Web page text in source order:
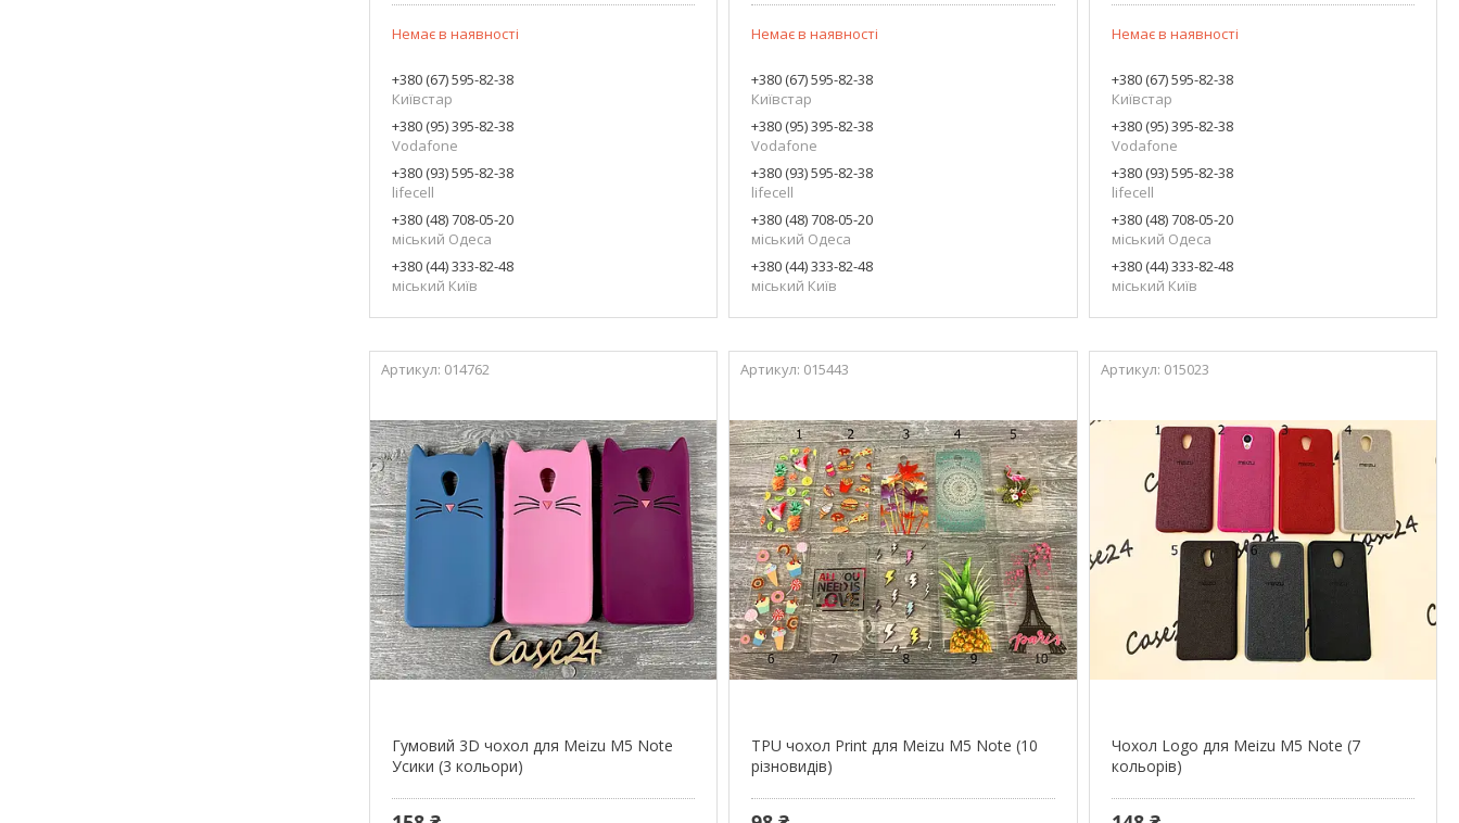
Немає в наявності
+380 (67) 595-82-38
Київстар
+380 (95) 395-82-38
Vodafone
+380 (93) 595-82-38
lifecell
+380 (48) 708-05-20
міський Одеса
+380 (44) 333-82-48
міський Київ
Немає в наявності
+380 (67) 595-82-38
Київстар
+380 (95) 395-82-38
Vodafone
+380 (93) 595-82-38
lifecell
+380 (48) 708-05-20
міський Одеса
+380 (44) 333-82-48
міський Київ
Немає в наявності
+380 (67) 595-82-38
Київстар
+380 (95) 395-82-38
Vodafone
+380 (93) 595-82-38
lifecell
+380 (48) 708-05-20
міський Одеса
+380 (44) 333-82-48
міський Київ
014762
Гумовий 3D чохол для Meizu M5 Note
Усики (3 кольори)
015443
TPU чохол Print для Meizu M5 Note (10
різновидів)
015023
Чохол Logo для Meizu M5 Note (7
кольорів)